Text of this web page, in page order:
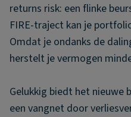
returns risk: een flinke
FIRE-traject kan je
Omdat je ondanks de
herstelt je vermogen
Gelukkig biedt het nieuwe
een vangnet door